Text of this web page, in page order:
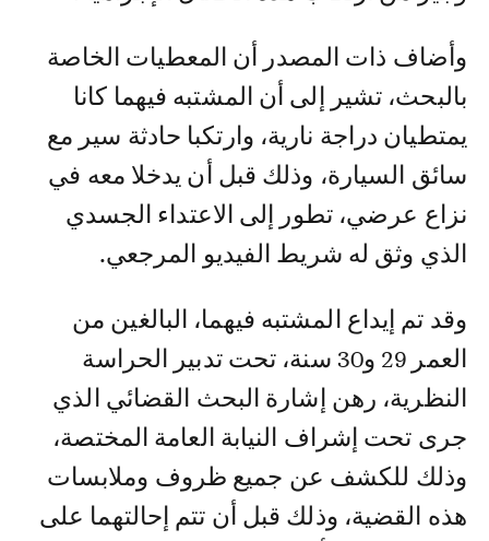
وأضاف ذات المصدر أن المعطيات الخاصة
بالبحث، تشير إلى أن المشتبه فيهما كانا
يمتطيان دراجة نارية، وارتكبا حادثة سير مع
سائق السيارة، وذلك قبل أن يدخلا معه في
نزاع عرضي، تطور إلى الاعتداء الجسدي
الذي وثق له شريط الفيديو المرجعي.
وقد تم إيداع المشتبه فيهما، البالغين من
العمر 29 و30 سنة، تحت تدبير الحراسة
النظرية، رهن إشارة البحث القضائي الذي
جرى تحت إشراف النيابة العامة المختصة،
وذلك للكشف عن جميع ظروف وملابسات
هذه القضية، وذلك قبل أن تتم إحالتهما على